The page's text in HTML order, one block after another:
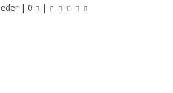
| 0 |